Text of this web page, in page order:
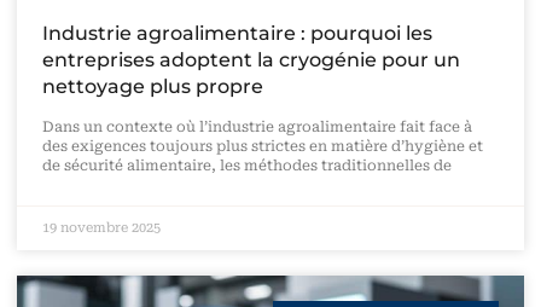
Industrie agroalimentaire : pourquoi les
entreprises adoptent la cryogénie pour un
nettoyage plus propre
Dans un contexte où l’industrie agroalimentaire fait face à
des exigences toujours plus strictes en matière d’hygiène et
de sécurité alimentaire, les méthodes traditionnelles de
19 novembre 2025